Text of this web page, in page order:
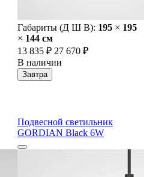
Габариты (Д Ш В): 195 × 195
× 144 cм
13 835 ₽ 27 670 ₽
В наличии
Завтра
Подвесной светильник
GORDIAN Black 6W